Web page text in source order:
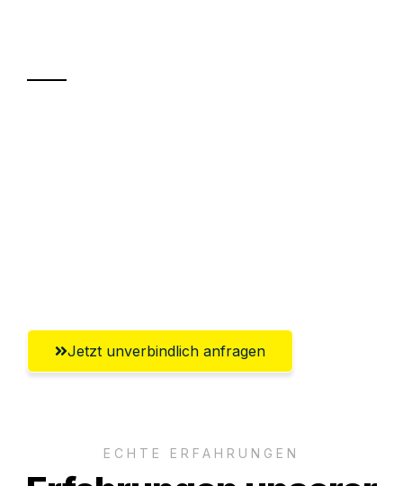
Jetzt unverbindlich anfragen
ECHTE ERFAHRUNGEN